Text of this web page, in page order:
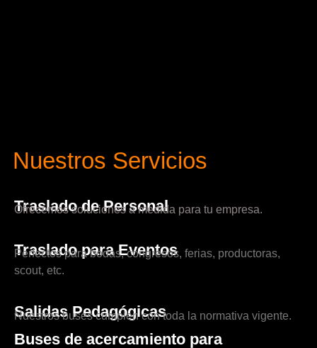
Nuestros Servicios
Traslado de Personal
Ofrecemos soluciones a medida para tu empresa.
Traslado para Eventos
Perfectos para bodas, congresos, ferias, productoras,
scout, etc.
Salidas Pedagógicas
Nuestros buses cumplen con toda la normativa vigente.
Buses de acercamiento para